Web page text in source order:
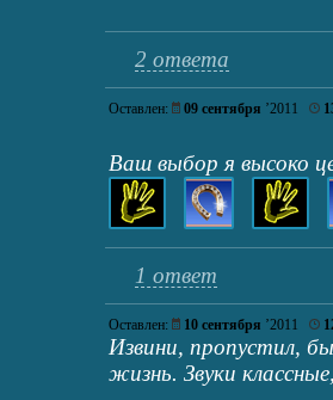
2 ответа
Оставлен: 09 сентября ’2011
Ваш выбор я высоко
1 ответ
Оставлен: 10 сентября ’2011
Извини, пропустил,
жизнь. Звуки